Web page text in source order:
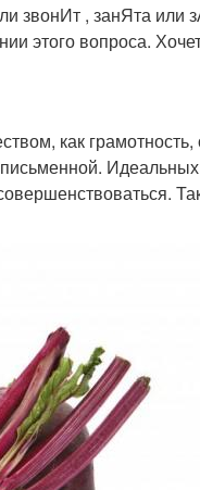
звонИт , занЯта или
этого вопроса.
как